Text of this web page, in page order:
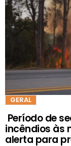
GERAL
Período de
incêndios às
alerta para